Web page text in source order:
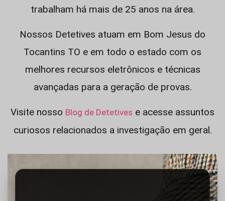
trabalham há mais de 25 anos na área.
Nossos Detetives atuam em Bom Jesus do
Tocantins TO e em todo o estado com os
melhores recursos eletrônicos e técnicas
avançadas para a geração de provas.
Visite nosso Blog de Detetives e acesse assuntos
curiosos relacionados a investigação em geral.